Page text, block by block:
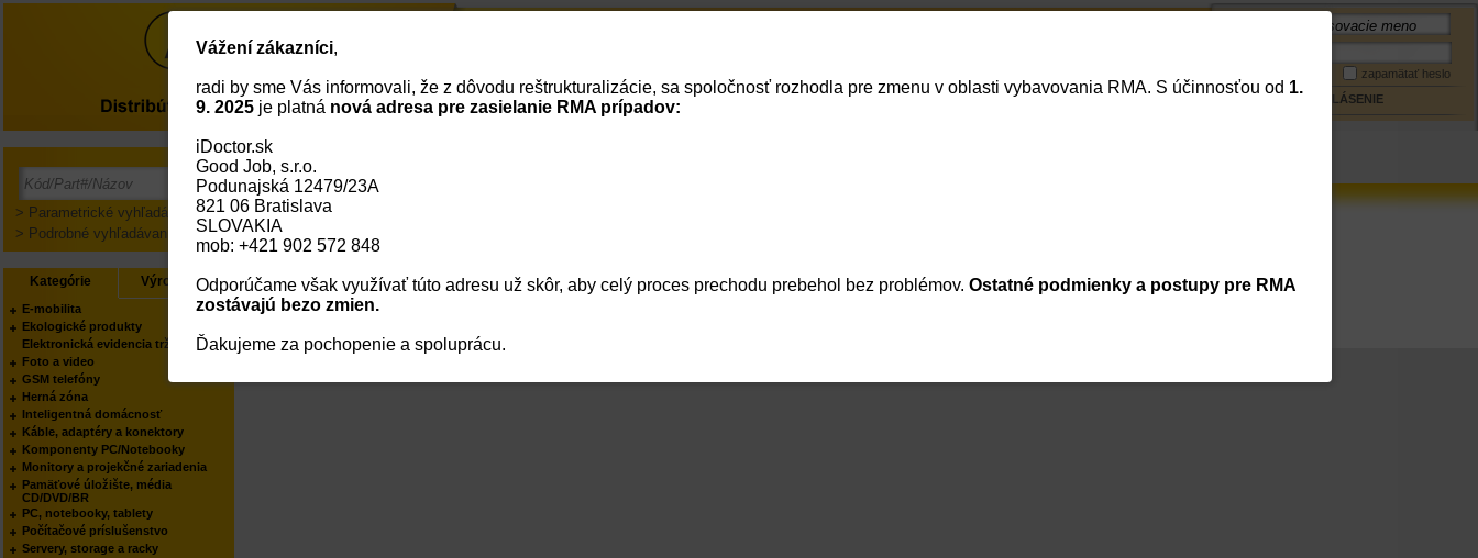
Prihlásenie
Zapamätať heslo Zabudnuté heslo
> Parametrické vyhľadávanie
> Podrobné vyhľadávanie
Kategórie Výrobcovia
E-mobilita
Ekologické produkty
Elektronická evidencia tržieb
Foto a video
GSM telefóny
Herná zóna
Inteligentná domácnosť
Káble, adaptéry a konektory
Komponenty PC/Notebooky
Monitory a projekčné zariadenia
Pamäťové úložište, média
CD/DVD/BR
PC, notebooky, tablety
Počítačové príslušenstvo
Servery, storage a racky
O nás Cenník Vaše dokumenty Vaša firma Reklamácie Košík Prihlásenie
zapamätať heslo
PRIHLÁSENIE
Vážení zákazníci,
radi by sme Vás informovali, že z dôvodu reštrukturalizácie, sa spoločnosť rozhodla pre zmenu v oblasti vybavovania RMA. S účinnosťou od 1.
9. 2025 je platná nová adresa pre zasielanie RMA prípadov:
iDoctor.sk
Good Job, s.r.o.
Podunajská 12479/23A
821 06 Bratislava
SLOVAKIA
mob: +421 902 572 848
Odporúčame však využívať túto adresu už skôr, aby celý proces prechodu prebehol bez problémov. Ostatné podmienky a postupy pre RMA
zostávajú bezo zmien.
Ďakujeme za pochopenie a spoluprácu.